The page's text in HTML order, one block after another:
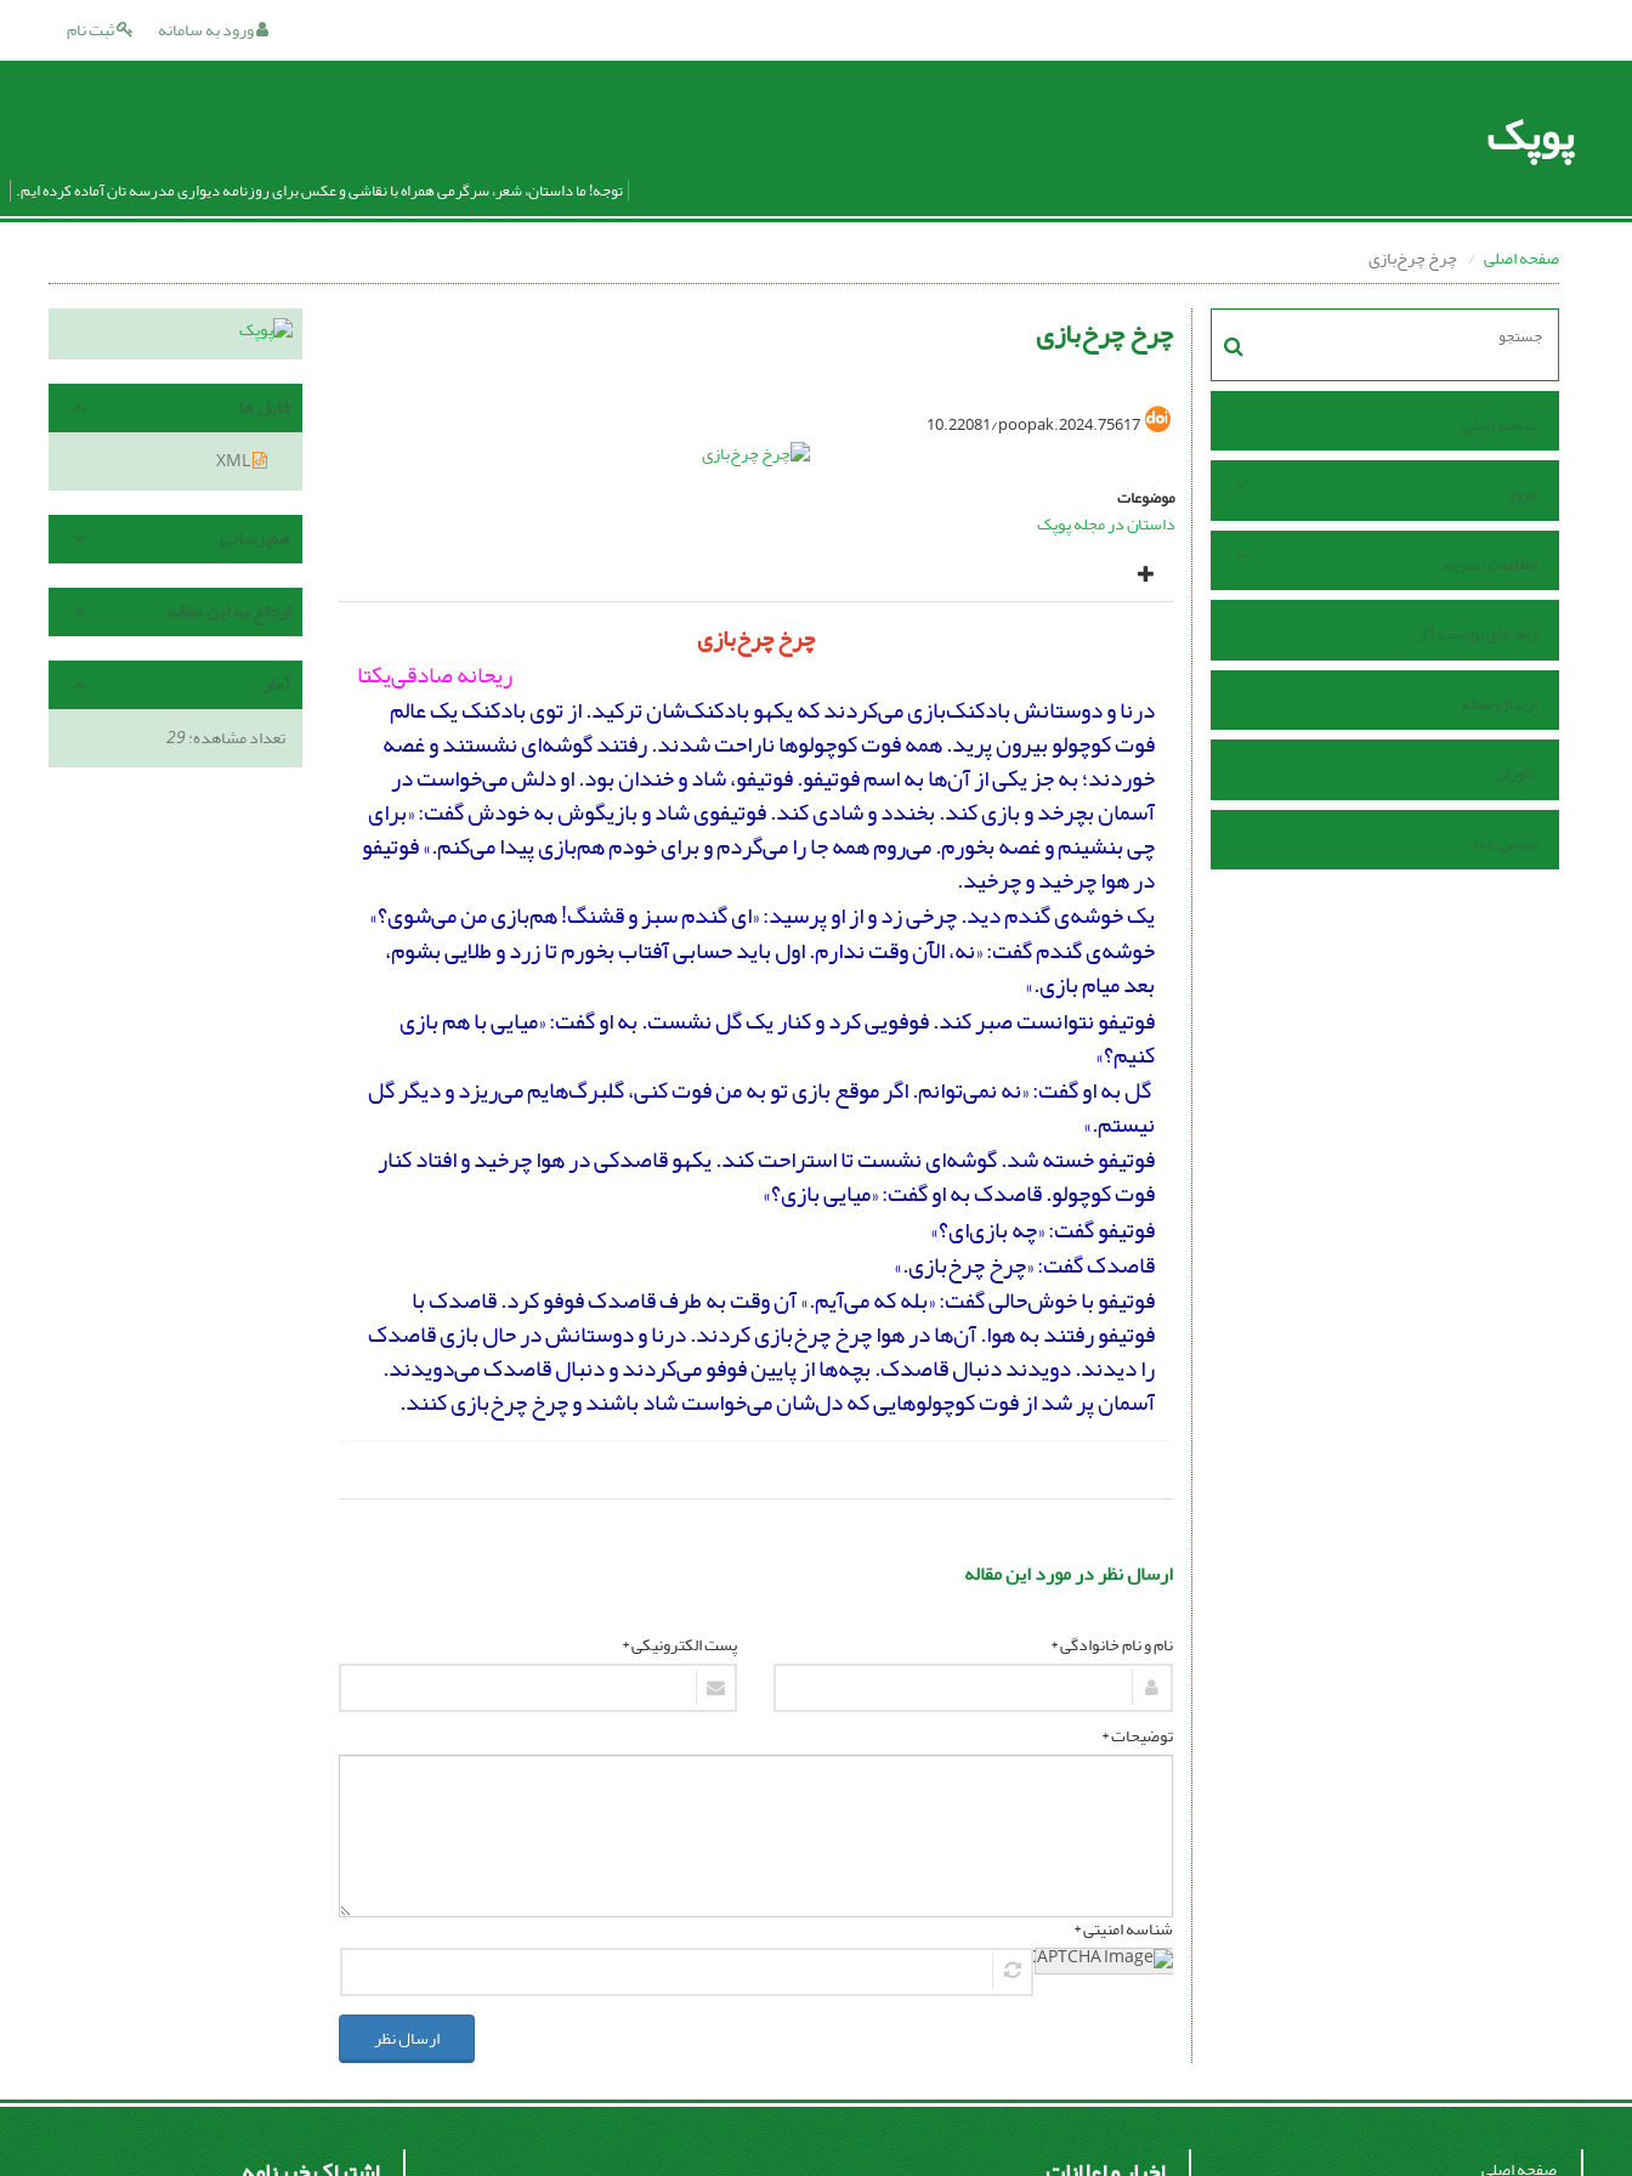
ثبت نام ورود به سامانه
پوپک
توجه! ما داستان، شعر، سرگرمی همراه با نقاشی و عکس برای روزنامه دیواری مدرسه تان آماده کرده ایم.
صفحه اصلی چرخ چرخ‌بازی
صفحه اصلی
مرور
اطلاعات نشریه
راهنمای نویسندگان
ارسال مقاله
داوران
تماس با ما
چرخ چرخ‌بازی
10.22081/poopak.2024.75617
موضوعات
داستان در مجله پوپک
چرخ چرخ‌بازی
ریحانه صادقی‌یکتا
درنا و دوستانش بادکنک‌بازی می‌کردند که یکهو بادکنک‌شان ترکید. از توی بادکنک یک عالم
فوت کوچولو بیرون پرید. همه فوت کوچولوها ناراحت شدند. رفتند گوشه‌ای نشستند و غصه
خوردند؛ به جز یکی از آن‌ها به اسم فوتیفو. فوتیفو، شاد و خندان بود. او دلش می‌خواست در
آسمان بچرخد و بازی کند. بخندد و شادی کند. فوتیفوی شاد و بازیگوش به خودش گفت: «برای
چی بنشینم و غصه بخورم. می‌روم همه جا را می‌گردم و برای خودم هم‌بازی پیدا می‌کنم.» فوتیفو
در هوا چرخید و چرخید.
یک خوشه‌ی گندم دید. چرخی زد و از او پرسید: «ای گندم سبز و قشنگ! هم‌بازی من می‌شوی؟»
خو‌شه‌ی گندم گفت: «نه، الآن وقت ندارم. اول باید حسابی آفتاب بخورم تا زرد و طلایی بشوم،
بعد میام بازی.»
فوتیفو نتوانست صبر کند. فوفویی کرد و کنار یک گل نشست. به او گفت: «میایی با هم بازی
کنیم؟»
گل به او گفت: «نه نمی‌توانم. اگر موقع بازی تو به من فوت کنی، گلبرگ‌هایم می‌ریزد و دیگر گل
نیستم.»
فوتیفو خسته شد. گوشه‌ای نشست تا استراحت کند. یکهو قاصدکی در هوا چرخید و افتاد کنار
فوت کوچولو. قاصدک به او گفت: «میایی بازی؟»
فوتیفو گفت: «چه بازی‌ای؟»
قاصدک گفت: «چرخ چرخ‌بازی.»
فوتیفو با خوش‌حالی گفت: «بله که می‌آیم.» آن وقت به طرف قاصدک فوفو کرد. قاصدک با
فوتیفو رفتند به هوا. آن‌ها در هوا چرخ چرخ‌بازی کردند. درنا و دوستانش در حال بازی قاصدک
را دیدند. دویدند دنبال قاصدک. بچه‌ها از پایین فوفو می‌کردند و دنبال قاصدک می‌دویدند.
آسمان پر شد از فوت کوچولوهایی که دل‌شان می‌خواست شاد باشند و چرخ چرخ‌بازی کنند.
ارسال نظر در مورد این مقاله
نام و نام خانوادگی * پست الکترونیکی *
توضیحات *
شناسه امنیتی *
ارسال نظر
فایل ها
XML
هم رسانی
ارجاع به این مقاله
آمار
تعداد مشاهده:29
صفحه اصلی